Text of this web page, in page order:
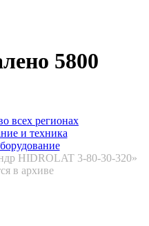
5800
всех регионах
и техника
HIDROLAT 3-80-30-320»
в архиве